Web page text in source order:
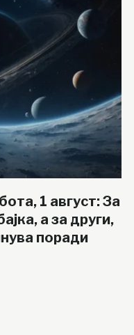
1 август: За
а за други,
поради